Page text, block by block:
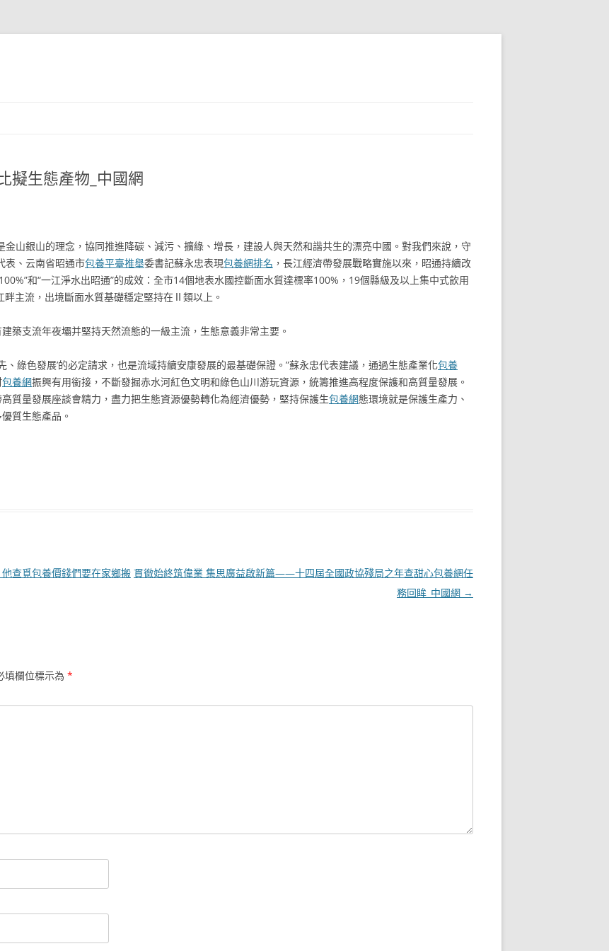
擬生態產物_中國網
山銀山的理念，協同推進降碳、減污、擴綠、增長，建設人與天然和諧共生的漂亮中國。對我們來說，守
表、云南省昭通市包養平臺推舉委書記蘇永忠表現包養網排名 ，長江經濟帶發展戰略實施以來，昭通持續改
和“一江淨水出昭通”的成效：全市14個地表水國控斷面水質達標率100%，19個縣級及以上集中式飲用
主流，出境斷面水質基礎穩定堅持在Ⅱ類以上。
築支流年夜壩并堅持天然流態的一級主流，生態意義非常主要。
、綠色發展’的必定請求，也是流域持續安康發展的最基礎保證。”蘇永忠代表建議，通過生態產業化包養
包養網振興有用銜接，不斷發掘赤水河紅色文明和綠色山川游玩資源，統籌推進高程度保護和高質量發展。
質量發展座談會精力，盡力把生態資源優勢轉化為經濟優勢，堅持保護生包養網態環境就是保護生產力、
質生態產品。
查覓包養價錢們要在家鄉搬 貫徹始終筑偉業 集思廣益啟新篇——十四屆全國政協殘局之年查甜心包養網任
務回眸_中國網 →
填欄位標示為 *